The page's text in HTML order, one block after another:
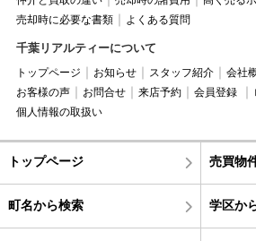
売却時に必要な書類
よくある質問
千葉リアルティーについて
トップページ お知らせ スタッフ紹介 会社
お客様の声
お問合せ 来店予約 会員登録
個人情報の取扱い
トップページ 売買物
町名から検索 学区か